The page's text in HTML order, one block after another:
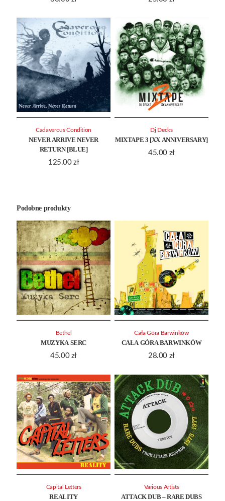
NEVER ARRIVE NEVER
RETURN [BLUE]
125.00 zł
Cadaverous Condition
MIXTAPE 3 [XX ANNIVERSARY]
45.00 zł
Dj Decks
Podobne produkty
MUZYKA SERC
45.00 zł
Bethel
CAŁA GÓRA BARWINKÓW
28.00 zł
Cała Góra Barwinków
REALITY
Capital Letters
ATTACK DUB – RARE DUBS
Various Artists